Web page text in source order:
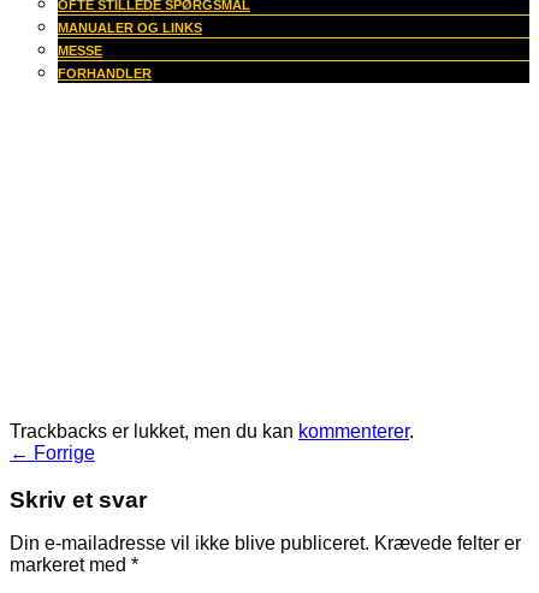
OFTE STILLEDE SPØRGSMÅL
MANUALER OG LINKS
MESSE
FORHANDLER
Trackbacks er lukket, men du kan kommenterer.
← Forrige
Skriv et svar
Din e-mailadresse vil ikke blive publiceret. Krævede felter er
markeret med *